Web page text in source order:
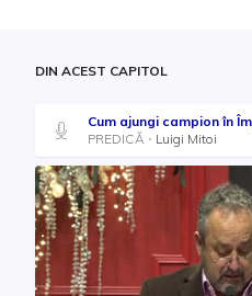
DIN ACEST CAPITOL
Cum ajungi campion în
PREDICĂ
Luigi Mitoi